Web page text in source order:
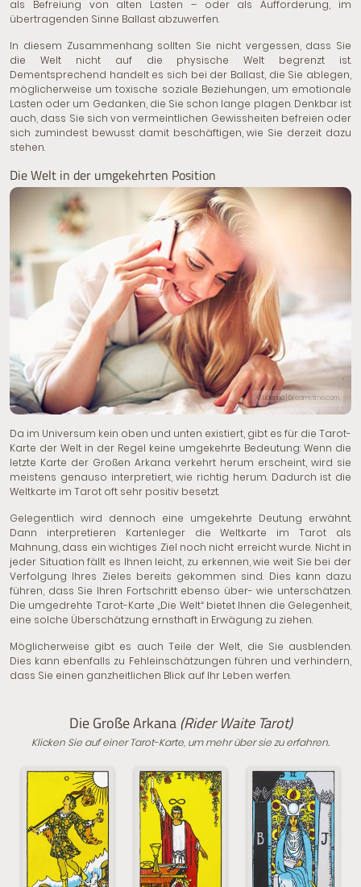
als Befreiung von alten Lasten – oder als Aufforderung, im
übertragenden Sinne Ballast abzuwerfen.
In diesem Zusammenhang sollten Sie nicht vergessen, dass Sie
die Welt nicht auf die physische Welt begrenzt ist.
Dementsprechend handelt es sich bei der Ballast, die Sie ablegen,
möglicherweise um toxische soziale Beziehungen, um emotionale
Lasten oder um Gedanken, die Sie schon lange plagen. Denkbar ist
auch, dass Sie sich von vermeintlichen Gewissheiten befreien oder
sich zumindest bewusst damit beschäftigen, wie Sie derzeit dazu
stehen.
Die Welt in der umgekehrten Position
© Liderina | Dreamstime.com
Da im Universum kein oben und unten existiert, gibt es für die Tarot-
Karte der Welt in der Regel keine umgekehrte Bedeutung: Wenn die
letzte Karte der Großen Arkana verkehrt herum erscheint, wird sie
meistens genauso interpretiert, wie richtig herum. Dadurch ist die
Weltkarte im Tarot oft sehr positiv besetzt.
Gelegentlich wird dennoch eine umgekehrte Deutung erwähnt.
Dann interpretieren Kartenleger die Weltkarte im Tarot als
Mahnung, dass ein wichtiges Ziel noch nicht erreicht wurde. Nicht in
jeder Situation fällt es Ihnen leicht, zu erkennen, wie weit Sie bei der
Verfolgung Ihres Zieles bereits gekommen sind. Dies kann dazu
führen, dass Sie Ihren Fortschritt ebenso über- wie unterschätzen.
Die umgedrehte Tarot-Karte „Die Welt“ bietet Ihnen die Gelegenheit,
eine solche Überschätzung ernsthaft in Erwägung zu ziehen.
Möglicherweise gibt es auch Teile der Welt, die Sie ausblenden.
Dies kann ebenfalls zu Fehleinschätzungen führen und verhindern,
dass Sie einen ganzheitlichen Blick auf Ihr Leben werfen.
Die Große Arkana(Rider Waite Tarot)
Klicken Sie auf einer Tarot-Karte, um mehr über sie zu erfahren.